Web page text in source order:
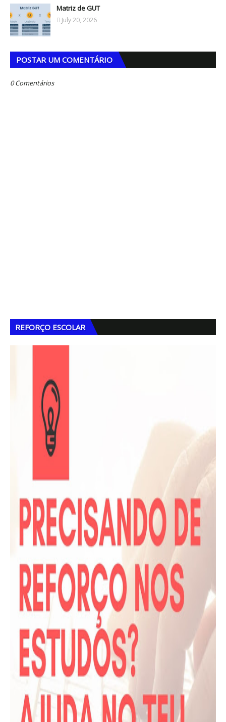
Matriz de GUT
July 20, 2026
POSTAR UM COMENTÁRIO
0 Comentários
REFORÇO ESCOLAR